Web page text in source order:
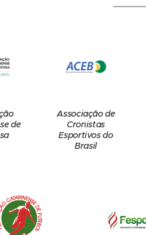
de
Associação de
Cronistas
Esportivos do
Brasil